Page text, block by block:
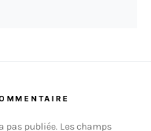
pas publiée. Les champs